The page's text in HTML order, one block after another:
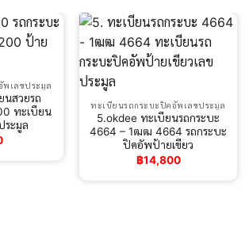
พเลขประมูล
นสวยรถ
ทะเบียน
ระมูล
ทะเบียนรถกระบะปิคอัพเลขประมูล
5.okdee ทะเบียนรถกระบะ
4664 – 1ฒฒ 4664 รถกระบะ
ปิคอัพป้ายเขียว
฿14,800